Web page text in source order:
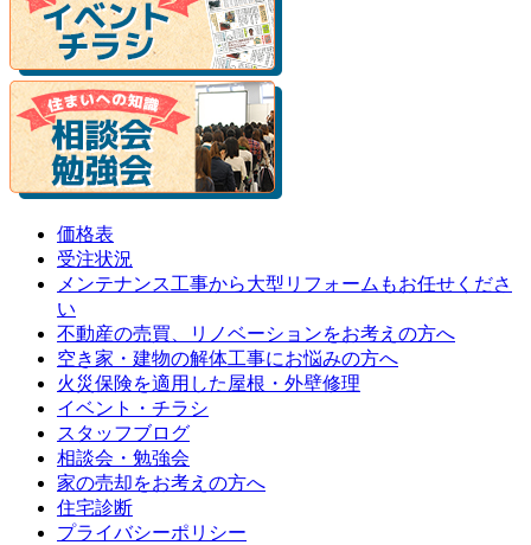
価格表
受注状況
メンテナンス工事から大型リフォームもお任せくださ
い
不動産の売買、リノベーションをお考えの方へ
空き家・建物の解体工事にお悩みの方へ
火災保険を適用した屋根・外壁修理
イベント・チラシ
スタッフブログ
相談会・勉強会
家の売却をお考えの方へ
住宅診断
プライバシーポリシー